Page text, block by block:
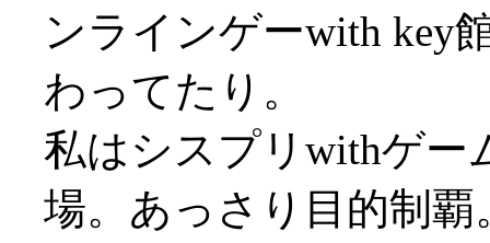
ンラインゲーwith key
わってたり。
私はシスプリwithゲー
場。あっさり目的制覇